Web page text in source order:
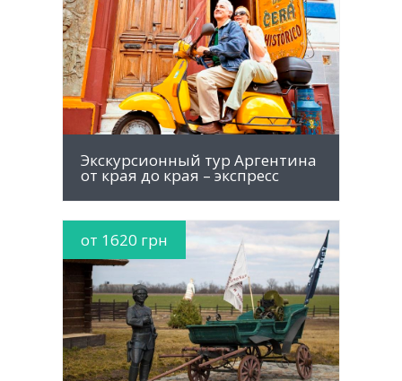
MORE INFO
Экскурсионный тур Аргентина
от края до края – экспресс
от 1620 грн
MORE INFO